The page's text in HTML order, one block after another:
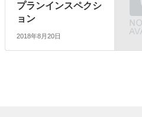
プランインスペクシ
ョン
2018年8月20日